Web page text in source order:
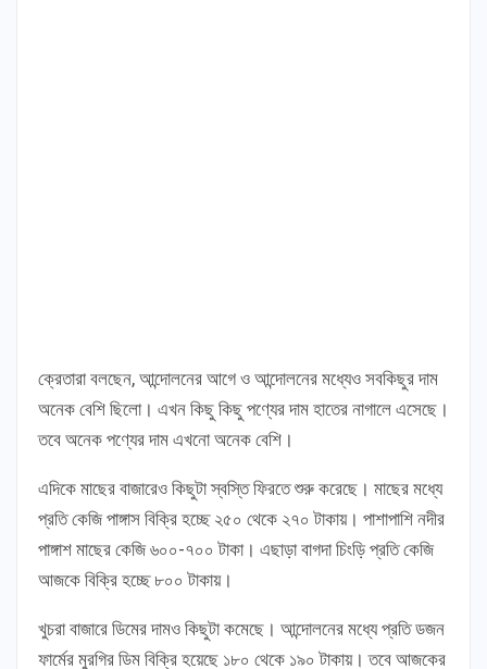
ক্রেতারা বলছেন, আন্দোলনের আগে ও আন্দোলনের মধ্যেও সবকিছুর দাম
অনেক বেশি ছিলো। এখন কিছু কিছু পণ্যের দাম হাতের নাগালে এসেছে।
তবে অনেক পণ্যের দাম এখনো অনেক বেশি।
এদিকে মাছের বাজারেও কিছুটা স্বস্তি ফিরতে শুরু করেছে। মাছের মধ্যে
প্রতি কেজি পাঙ্গাস বিক্রি হচ্ছে ২৫০ থেকে ২৭০ টাকায়। পাশাপাশি নদীর
পাঙ্গাশ মাছের কেজি ৬০০-৭০০ টাকা। এছাড়া বাগদা চিংড়ি প্রতি কেজি
আজকে বিক্রি হচ্ছে ৮০০ টাকায়।
খুচরা বাজারে ডিমের দামও কিছুটা কমেছে। আন্দোলনের মধ্যে প্রতি ডজন
ফার্মের মুরগির ডিম বিক্রি হয়েছে ১৮০ থেকে ১৯০ টাকায়। তবে আজকের